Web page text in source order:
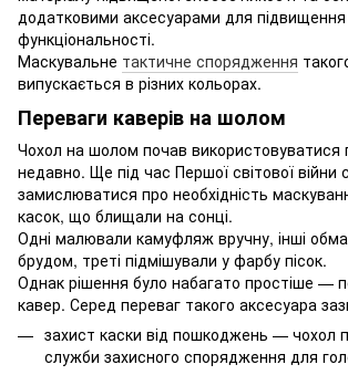
додатковими аксесуарами для підвищення
функціональності.
Маскувальне тактичне спорядження
випускається в різних кольорах.
Переваги каверів на шолом
Чохол на шолом почав використовуватися
недавно. Ще під час Першої світової війни
замислюватися про необхідність
касок, що блищали на сонці.
Одні малювали камуфляж вручну, інші
брудом, треті підмішували у фарбу пісок.
Однак рішення було набагато простіше —
кавер. Серед переваг такого аксесуара
захист каски від пошкоджень — чохол
служби захисного спорядження для